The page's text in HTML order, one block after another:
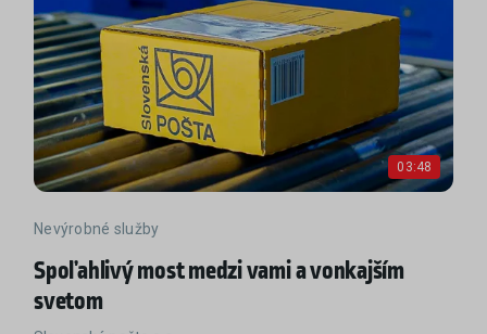
03:48
Nevýrobné služby
Spoľahlivý most medzi vami a vonkajším
svetom